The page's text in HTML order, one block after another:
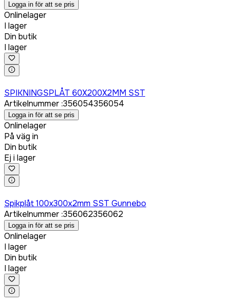
Logga in för att se pris
Onlinelager
I lager
Din butik
I lager
SPIKNINGSPLÅT 60X200X2MM SST
Artikelnummer:356054356054
Logga in för att se pris
Onlinelager
På väg in
Din butik
Ej i lager
Spikplåt 100x300x2mm SST Gunnebo
Artikelnummer:356062356062
Logga in för att se pris
Onlinelager
I lager
Din butik
I lager